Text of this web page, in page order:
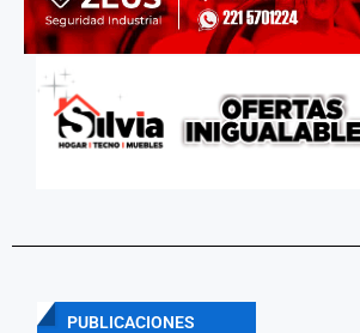
PUBLICACIONES